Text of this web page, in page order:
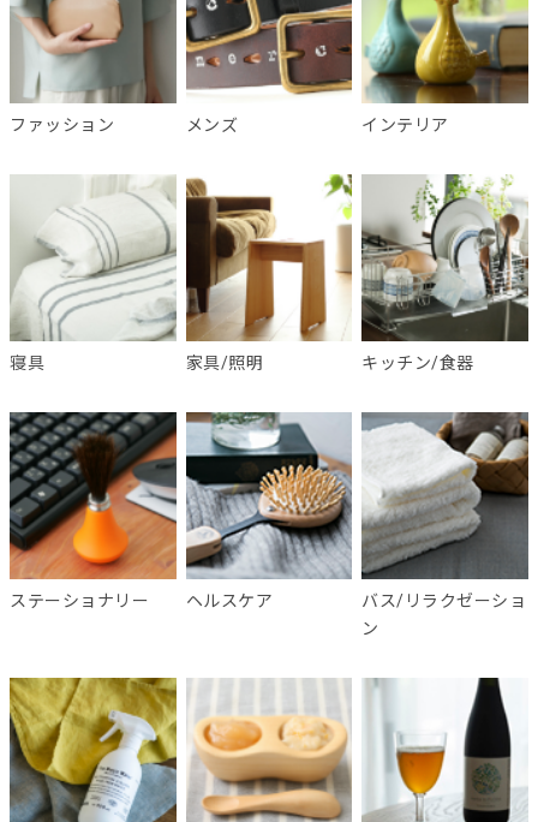
ファッション メンズ インテリア
寝具 家具/照明 キッチン/食器
ステーショナリー ヘルスケア
バス/リラクゼーショ
ン